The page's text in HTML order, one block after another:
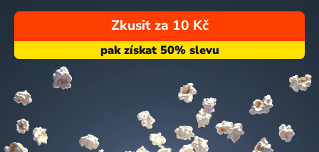
Zkusit za 10 Kč